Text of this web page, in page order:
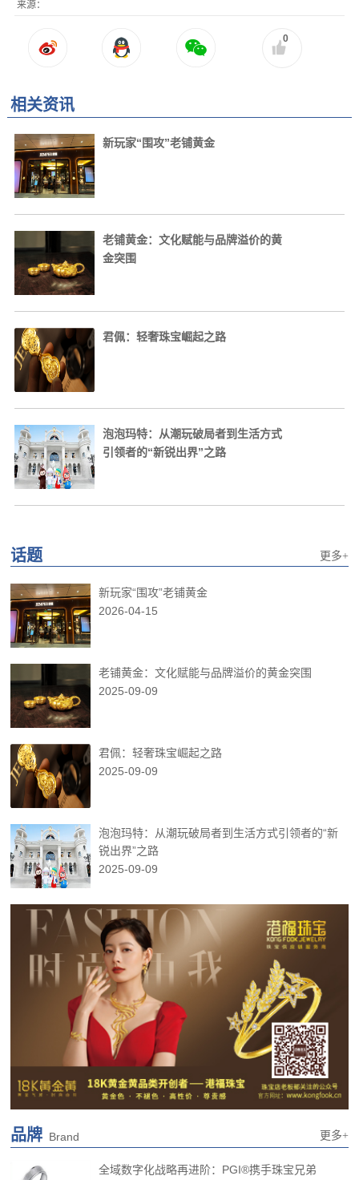
来源：
0
相关资讯
新玩家“围攻”老铺黄金
老铺黄金：文化赋能与品牌溢价的黄
金突围
君佩：轻奢珠宝崛起之路
泡泡玛特：从潮玩破局者到生活方式
引领者的“新锐出界”之路
话题 更多+
新玩家“围攻”老铺黄金
2026-04-15
老铺黄金：文化赋能与品牌溢价的黄金突围
2025-09-09
君佩：轻奢珠宝崛起之路
2025-09-09
泡泡玛特：从潮玩破局者到生活方式引领者的“新
锐出界”之路
2025-09-09
品牌 Brand 更多+
全域数字化战略再进阶：PGI®携手珠宝兄弟